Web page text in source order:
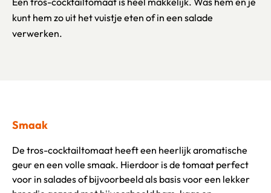
kunt hem zo uit het vuistje eten of in een salade
verwerken.
Smaak
De tros-cocktailtomaat heeft een heerlijk aromatische
geur en een volle smaak. Hierdoor is de tomaat perfect
voor in salades of bijvoorbeeld als basis voor een lekker